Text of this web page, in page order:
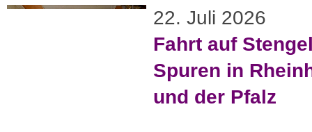
22. Juli 2026
Fahrt auf
Spuren in
und der Pfalz